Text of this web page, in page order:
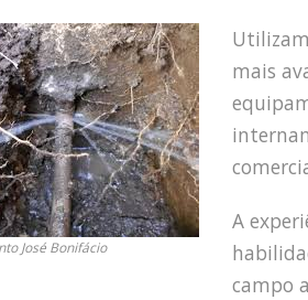
José Bonifácio
mais
A
campo